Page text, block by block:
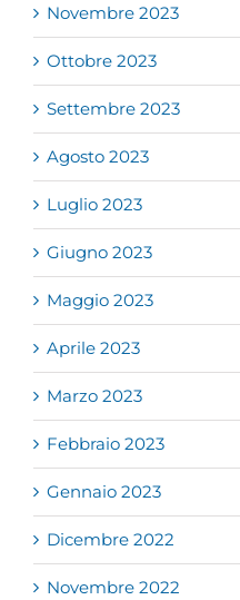
Novembre 2023
Ottobre 2023
Settembre 2023
Agosto 2023
Luglio 2023
Giugno 2023
Maggio 2023
Aprile 2023
Marzo 2023
Febbraio 2023
Gennaio 2023
Dicembre 2022
Novembre 2022